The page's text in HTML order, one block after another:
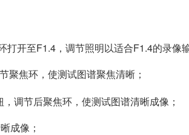
开至F1.4，调节照明以适合F1.4的录像
聚焦环，使测试图谱聚焦清晰；
调节后聚焦环，使测试图谱清晰成像；
成像；